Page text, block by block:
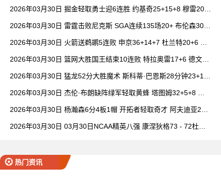
2026年03月30日 掘金轻取勇士迎6连胜 约基奇25+15+8 穆雷20+
2026年03月30日 雷霆击败尼克斯 SGA连续135场20+ 布伦森30分
2026年03月30日 火箭送鹈鹕5连败 申京36+14+7 杜兰特20+6 锡
2026年03月30日 篮网大胜国王结束10连败 特拉奥雷17+6 德文·
2026年03月30日 猛龙52分大胜魔术 斯科蒂·巴恩斯28分钟23+15
2026年03月30日 杰伦·布朗缺阵绿军轻取黄蜂 塔图姆32+5+8 普
2026年03月30日 杨瀚森6分4板1帽 开拓者轻取奇才 阿夫迪亚20+
2026年03月30日 03月30日NCAA精英八强 康涅狄格73 - 72杜克
热门资讯